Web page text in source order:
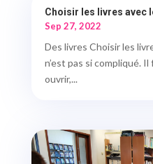
Choisir les livres avec
Sep 27, 2022
Des livres Choisir les
n’est pas si compliqué.
ouvrir,...